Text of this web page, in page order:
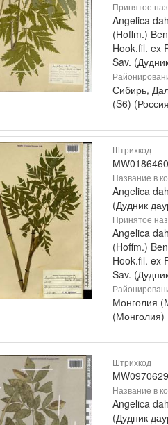
Принятое
Angelica
(Hoffm.)
Hook.fil. ex
Sav.
Сибирь,
(S6)
Штрихкод
MW0186460
Название в
Angelica
(Дудник
Принятое
Angelica
(Hoffm.)
Hook.fil. ex
Sav.
Монголия
(Монголия)
Штрихкод
MW0970629
Название в
Angelica
(Дудник